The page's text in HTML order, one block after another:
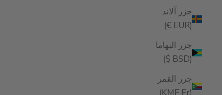
جزر آلاند
(EUR €)
جزر البهاما
(BSD $)
جزر القمر